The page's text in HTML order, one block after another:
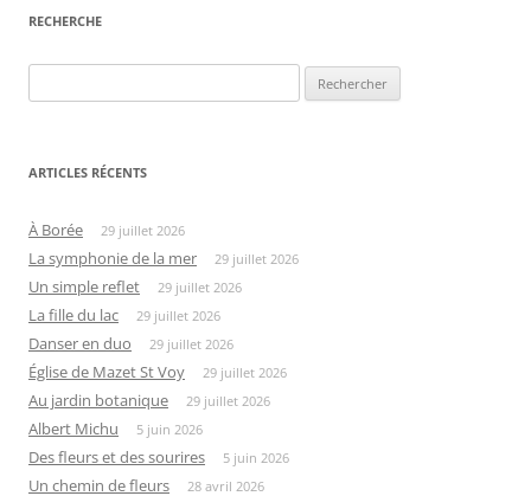
RECHERCHE
ARTICLES RÉCENTS
À Borée 29 juillet 2026
La symphonie de la mer 29 juillet 2026
Un simple reflet 29 juillet 2026
La fille du lac 29 juillet 2026
Danser en duo 29 juillet 2026
Église de Mazet St Voy 29 juillet 2026
Au jardin botanique 29 juillet 2026
Albert Michu 5 juin 2026
Des fleurs et des sourires 5 juin 2026
Un chemin de fleurs 28 avril 2026